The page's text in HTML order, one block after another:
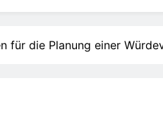
für die Planung einer